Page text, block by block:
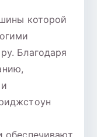
которой
Благодаря